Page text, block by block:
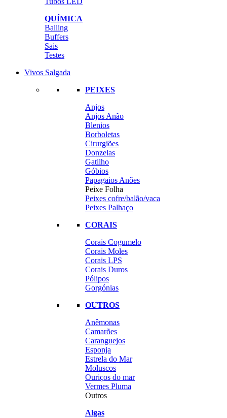
QUÍMICA
Balling
Buffers
Sais
Testes
Vivos Salgada
PEIXES
Anjos
Anjos Anão
Blenios
Borboletas
Cirurgiões
Donzelas
Gatilho
Góbios
Papagaios Anões
Peixe Folha
Peixes cofre/balão/vaca
Peixes Palhaço
CORAIS
Corais Cogumelo
Corais Moles
Corais LPS
Corais Duros
Pólipos
Gorgónias
OUTROS
Anêmonas
Camarões
Caranguejos
Esponja
Estrela do Mar
Moluscos
Ouriços do mar
Vermes Pluma
Outros
Algas